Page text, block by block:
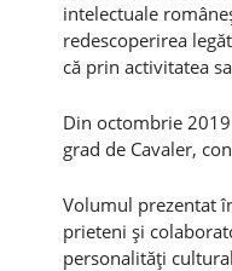
intelectuale
redescoperirea
că prin activitatea
Din octombrie
grad de Cavaler,
Volumul prezentat
prieteni şi
personalităţi